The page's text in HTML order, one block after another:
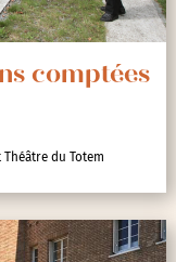
comptées
du Totem